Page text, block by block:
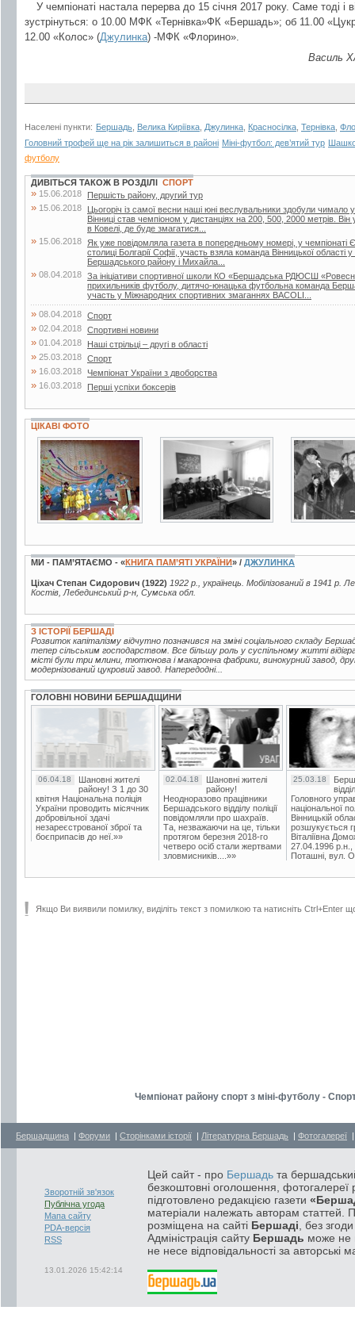
У чемпіонаті настала перерва до 15 січня 2017 року. Саме тоді і
зустрінуться: о 10.00 МФК «Тернівка»ФК «Бершадь»; об 11.00
12.00 «Колос» (Джулинка) -МФК «Флорино».
Василь
Населені пункти: Бершадь Велика Киріївка Джулинка Красносілка Тернівка
Головний трофей ще на рік залишиться в районі Міні-футбол: дев’ятий тур
футболу
ДИВІТЬСЯ ТАКОЖ В РОЗДІЛІ СПОРТ
» 15.06.2018 Першість району, другий тур
» 15.06.2018
Цьогоріч із самої весни наші юні веслувальники здобули чимало
Вінниці став чемпіоном у дистанціях на 200, 500, 2000 метрів.
в Ковелі, де буде змагатися...
» 15.06.2018
Як уже повідомляла газета в попередньому номері, у чемпіонаті
столиці Болгарії Софії, участь взяла команда Вінницької області
Бершадського району і Михайла...
» 08.04.2018 За ініціативи спортивної школи КО «Бершадська РДЮСШ
прихильників футболу, дитячо-юнацька футбольна команда
участь у Міжнародних спортивних змаганнях BACOLI...
» 08.04.2018 Спорт
» 02.04.2018 Спортивні новини
» 01.04.2018 Наші стрільці – другі в області
» 25.03.2018 Спорт
» 16.03.2018 Чемпіонат України з двоборства
» 16.03.2018 Перші успіхи боксерів
ЦІКАВІ ФОТО
4 фото 5 фото 4 фото
МИ - ПАМ’ЯТАЄМО - «КНИГА ПАМ’ЯТІ УКРАЇНИ» / ДЖУЛИНКА
Ціхач Степан Сидорович (1922) 1922 р., українець. Мобілізований в 1941
Костів, Лебединський р-н, Сумська обл.
З ІСТОРІЇ БЕРШАДІ
Розвиток капіталізму відчутно позначився на зміні соціального складу
тепер сільським господарством. Все більшу роль у суспільному житті
місті були три млини, тютюнова і макаронна фабрики, винокурний завод,
модернізований цукровий завод. Напередодні...
ГОЛОВНІ НОВИНИ БЕРШАДЩИНИ
06.04.18
Шановні жителі
району! З 1 до 30
квітня Національна поліція
України проводить місячник
добровільної здачі
незареєстрованої зброї та
боєприпасів до неї.»»
02.04.18
Шановні жителі
району!
Неодноразово працівники
Бершадського відділу поліції
повідомляли про шахраїв.
Та, незважаючи на це, тільки
протягом березня 2018-го
четверо осіб стали жертвами
зловмисників....»»
25.03.18
Головного
національної
Вінницькій
розшукується
Віталіївна
27.04.1996 р.н.,
Поташні, вул.
Якщо Ви виявили помилку, виділіть текст з помилкою та натисніть Ctrl+Enter
Чемпіонат району спорт з міні-футболу -
Бершадщина | Форуми | Сторінками історії | Літературна Бершадь | Фотогалереї
Зворотній зв'язок
Публічна угода
Мапа сайту
PDA-версія
RSS
13.01.2026 15:42:14
Цей сайт - про Бершадь та
безкоштовні оголошення, фотогалереї
підготовлено редакцією газети
матеріали належать авторам статтей.
розміщена на сайті Бершаді , без
Адміністрація сайту Бершадь може не
не несе відповідальності за авторські